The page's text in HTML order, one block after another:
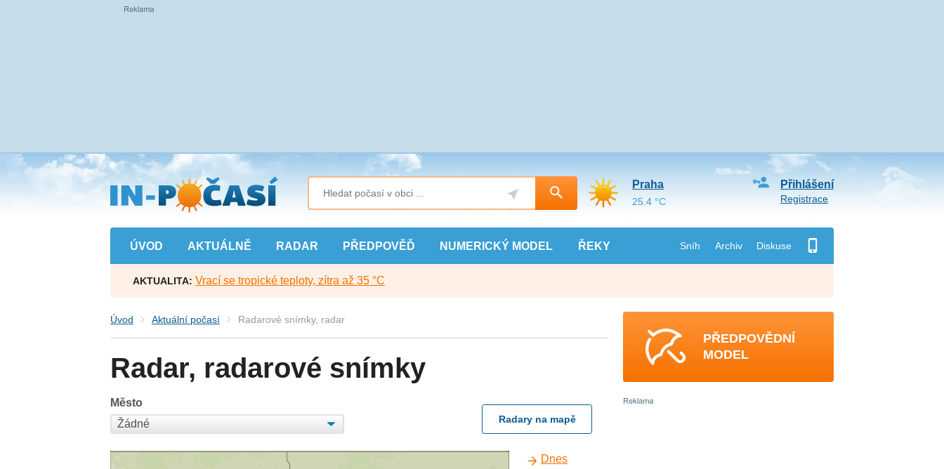
Přejít
na
hlavní
obsah
ÚVOD AKTUÁLNĚ RADAR PŘEDPOVĚĎ NUMERICKÝ MODEL ŘEKY Sníh Archiv Diskuse
Přihlášení
Registrace
Praha
25.4 °C
AKTUALITA: Vrací se tropické teploty, zítra až 35 °C
Úvod Aktuální počasí Radarové snímky, radar
Radar, radarové snímky
Město
Radary na mapě
Dnes
PŘEDPOVĚDNÍ
MODEL